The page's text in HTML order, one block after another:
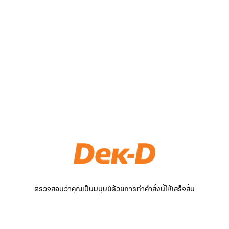
ตรวจสอบว่าคุณเป็นมนุษย์ด้วยการทำคำสั่งนี้ให้เสร็จสิ้น